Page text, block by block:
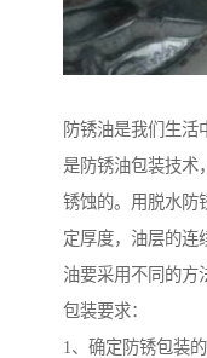
防锈油是我们生活
是防锈油包装技术
锈蚀的。用脱水防
定厚度，油层的连
油要采用不同的方
包装要求：
1、确定防锈包装